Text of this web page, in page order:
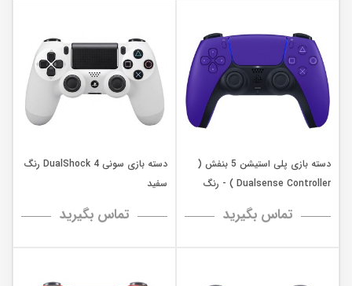
دسته بازی پلی استیشن 5 بنفش (
Dualsense Controller ) - رنگ
تماس بگیرید
دسته بازی سونی DualShock 4 رنگ
سفید
تماس بگیرید